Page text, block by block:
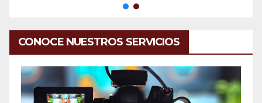
CONOCE NUESTROS SERVICIOS